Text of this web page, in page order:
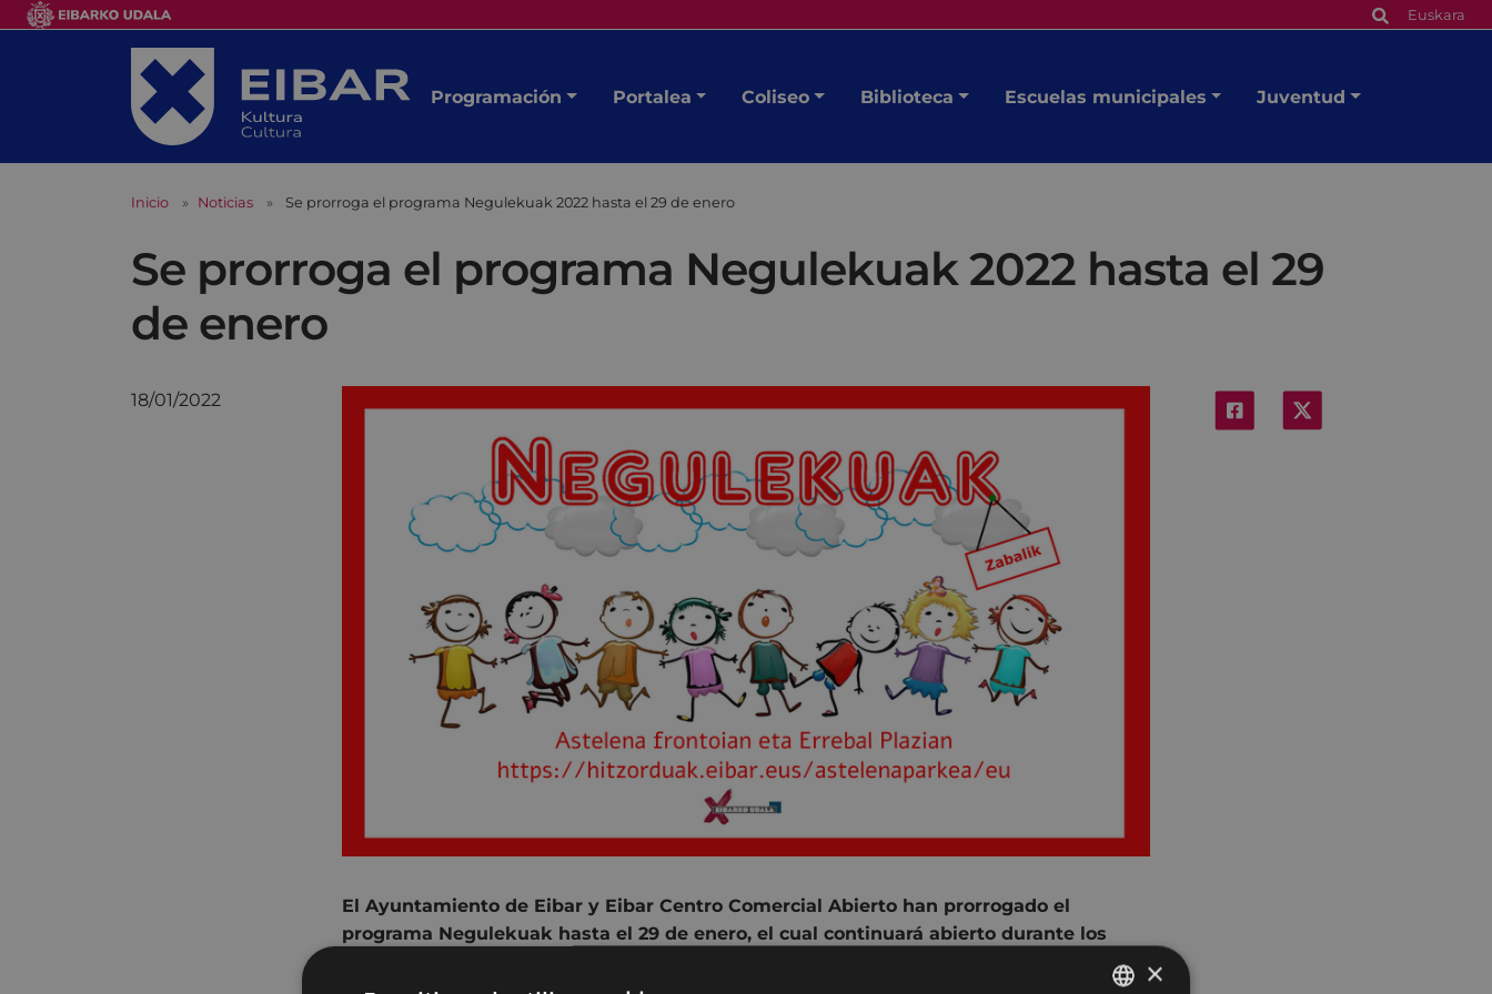
Euskara
Programación Portalea Coliseo Biblioteca Escuelas municipales Juventud
Inicio Noticias Se prorroga el programa Negulekuak 2022 hasta el 29 de enero
Se prorroga el programa Negulekuak 2022 hasta el 29
de enero
18/01/2022
El Ayuntamiento de Eibar y Eibar Centro Comercial Abierto han prorrogado el
programa Negulekuak hasta el 29 de enero, el cual continuará abierto durante los
×